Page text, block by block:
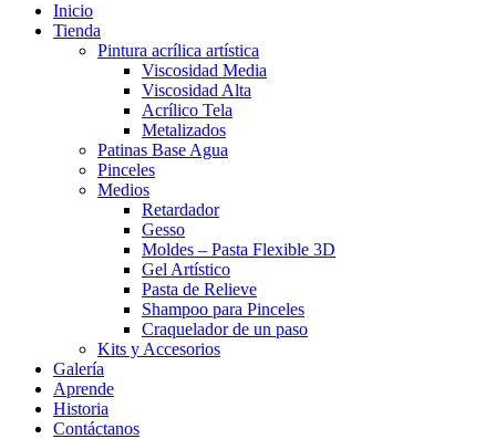
Inicio
Tienda
Pintura acrílica artística
Viscosidad Media
Viscosidad Alta
Acrílico Tela
Metalizados
Patinas Base Agua
Pinceles
Medios
Retardador
Gesso
Moldes – Pasta Flexible 3D
Gel Artístico
Pasta de Relieve
Shampoo para Pinceles
Craquelador de un paso
Kits y Accesorios
Galería
Aprende
Historia
Contáctanos